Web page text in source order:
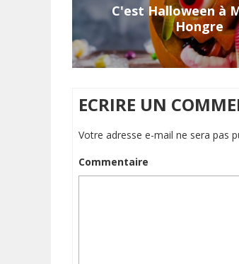
C'est Halloween à
Hongre
ECRIRE UN
Votre adresse e-mail ne sera pas
Commentaire